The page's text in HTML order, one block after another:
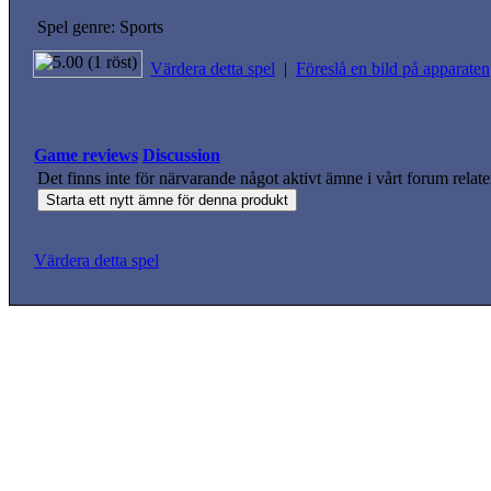
Spel genre: Sports
Värdera detta spel | Föreslå en bild på apparaten
Game reviews Discussion
Det finns inte för närvarande något aktivt ämne i vårt forum
Värdera detta spel